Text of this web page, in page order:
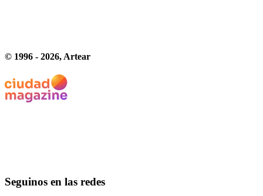
© 1996 - 2026, Artear
Seguinos en las redes